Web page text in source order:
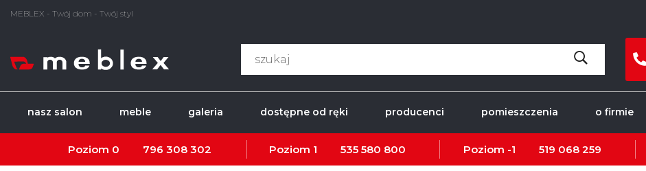
MEBLEX - Twój dom - Twój styl
nasz salon meble galeria dostępne od ręki producenci pomieszczenia o firmie
Poziom 0 796 308 302 Poziom 1 535 580 800 Poziom -1 519 068 259